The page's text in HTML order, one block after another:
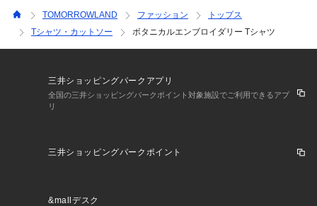
TOMORROWLAND ファッション
トップス
Tシャツ・カットソー
ボタニカルエンブロイダリー Tシャツ
三井ショッピングパークアプリ
全国の三井ショッピングパークポイント対象施設でご利用できるアプ
リ
三井ショッピングパークポイント
&mallデスク